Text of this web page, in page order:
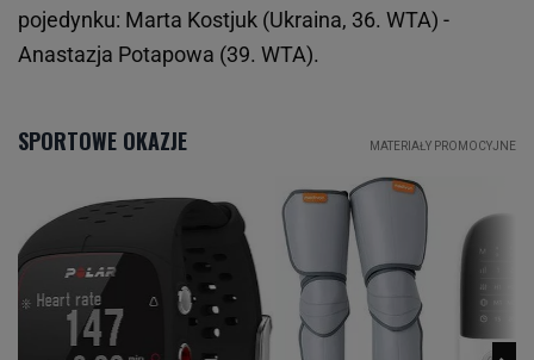
pojedynku: Marta Kostjuk (Ukraina, 36. WTA) -
Anastazja Potapowa (39. WTA).